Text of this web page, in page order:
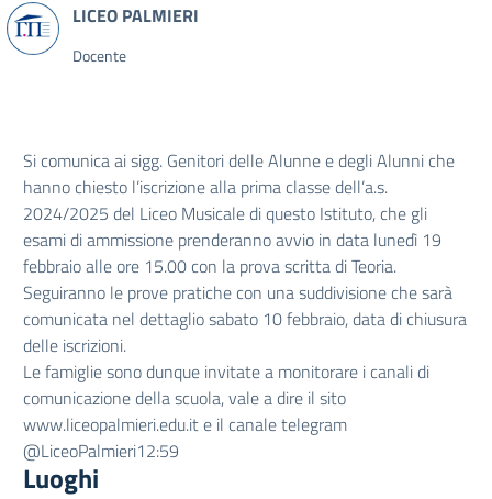
Docente
Si comunica ai sigg. Genitori delle Alunne e degli Alunni che
hanno chiesto l’iscrizione alla prima classe dell’a.s.
2024/2025 del Liceo Musicale di questo Istituto, che gli
esami di ammissione prenderanno avvio in data lunedì 19
febbraio alle ore 15.00 con la prova scritta di Teoria.
Seguiranno le prove pratiche con una suddivisione che sarà
comunicata nel dettaglio sabato 10 febbraio, data di chiusura
delle iscrizioni.
Le famiglie sono dunque invitate a monitorare i canali di
comunicazione della scuola, vale a dire il sito
www.liceopalmieri.edu.ite il canale telegram
@LiceoPalmieri12:59
Luoghi